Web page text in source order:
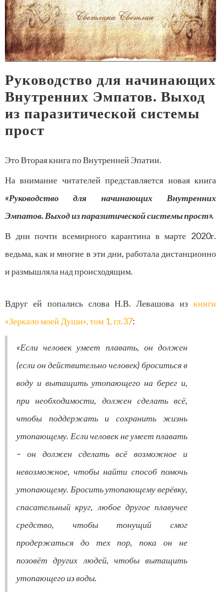
Руководство для начинающих
Внутренних Эмпатов. Выход
из паразитической системы
прост
Это Вторая книга по Внутренней Эпатии.
На внимание читателей представляется новая книга
«Руководство для начинающих Внутренних
Эмпатов. Выход из паразитической системы прост».
В дни почти всемирного карантина в марте 2020г.
ведьма, как и многие в эти дни, работала дистанционно
и размышляла над происходящим.
Вдруг ей попались слова Н.В. Левашова из книги
«Зеркало моей Души», том 1, гл.37:
«Если человек умеет плавать, он должен
(если он действительно человек) броситься в
воду и вытащить утопающего на берег и,
при необходимости, должен сделать всё,
чтобы поддержать и сохранить жизнь
утопающему. Если человек не умеет плавать
– он должен сделать всё возможное и
невозможное, чтобы найти способ помочь
утопающему. Бросить утопающему верёвку,
спасательный круг, любое другое плавучее
средство, чтобы тонущий смог
продержаться до тех пор, пока он не
позовёт других людей, чтобы вытащить
утопающего из воды.